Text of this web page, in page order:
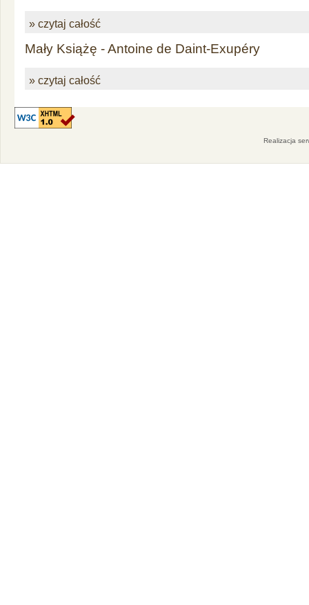
» czytaj całość
Mały Książę - Antoine de Daint-Exupéry
» czytaj całość
Realizacja